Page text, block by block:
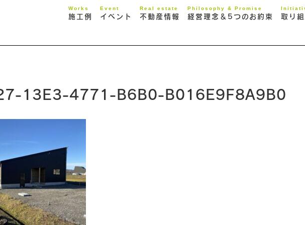
Works
施工例
Event
イベント
Real estate
不動産情報
Philosophy & Promise
経営理念＆5つのお約束 取り
13E3-4771-B6B0-B016E9F8A9B0